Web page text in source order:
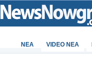
ΝΕΑ VIDEO NEA